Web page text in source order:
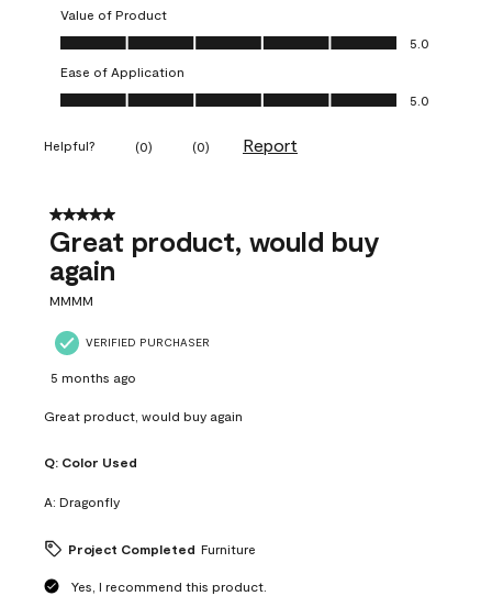
Value of Product
Value of Product, 5.0 out of 5
5.0
Ease of Application
Ease of Application, 5.0 out of 5
5.0
Helpful? (0) (0) Report
5 out of 5 stars.
Great product, would buy
again
MMMM
VERIFIED PURCHASER
5 months ago
Great product, would buy again
Q: Color Used
A: Dragonfly
Project Completed Furniture
Yes, I recommend this product.